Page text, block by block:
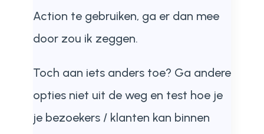
Action te gebruiken, ga er dan mee
door zou ik zeggen.
Toch aan iets anders toe? Ga andere
opties niet uit de weg en test hoe je
je bezoekers / klanten kan binnen